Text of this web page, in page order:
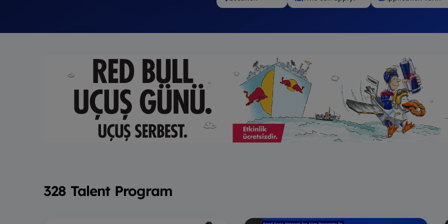
328 Talent Program